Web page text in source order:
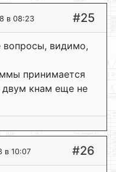
в 08:23 #25
вопросы, видимо,
принимается
двум кнам еще не
в 10:07 #26